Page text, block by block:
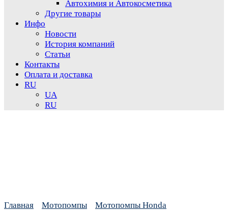
Автохимия и Автокосметика
Другие товары
Инфо
Новости
История компаний
Статьи
Контакты
Оплата и доставка
RU
UA
RU
Главная Мотопомпы Мотопомпы Honda